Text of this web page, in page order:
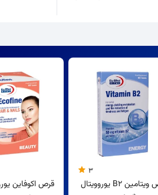
3
قرص ویتامین B2 یوروویتال
قرص اکوفاین